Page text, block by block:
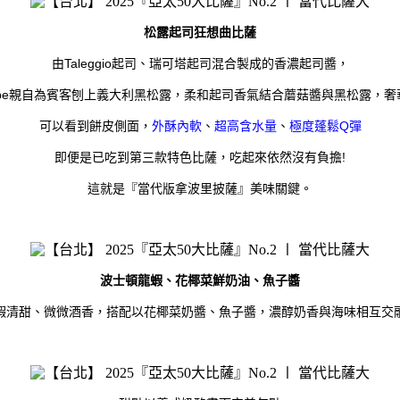
松露起司狂想曲比薩
由Taleggio起司、瑞可塔起司混合製成的香濃起司醬，
親自為賓客刨上義大利黑松露，柔和起司香氣結合蘑菇醬與黑松露，奢
可以看到餅皮側面， 外酥內軟、 超高含水量、 極度蓬鬆Q彈
即便是已吃到第三款特色比薩，吃起來依然沒有負擔!
這就是 『當代版拿波里披薩 』 美味關鍵。
波士頓龍蝦、花椰菜鮮奶油、魚子醬
清甜、微微酒香，搭配以花椰菜奶醬、魚子醬，濃醇奶香與海味相互交